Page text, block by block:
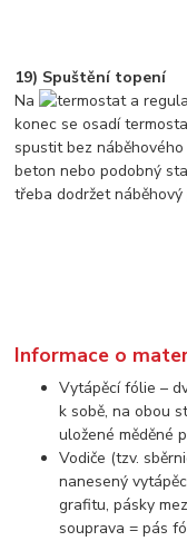
19) Spuštění topení
Na
konec se osadí
spustit bez
beton nebo podobný
třeba dodržet náběhový
Informace o
Vytápěcí fólie –
k sobě, na obou
uložené měděné
Vodiče (tzv.
nanesený
grafitu, pásky
souprava = pás